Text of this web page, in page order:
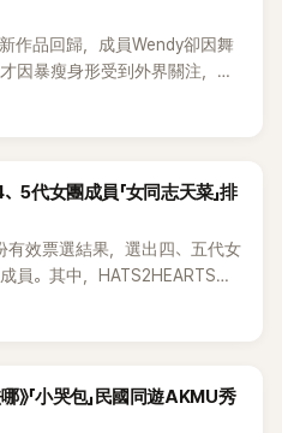
作品回歸，成員Wendy卻因舞
因暴瘦身形受到外界關注，又
最新打歌舞台曝光後，再度因
代女團成員「女同志天菜」排
效票選結果，選出四、五代女
員。其中，HATS2HEARTS成
女性社群中的高人氣。
》「小哭包」民國同遊AKMU秀